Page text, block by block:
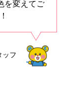
を変えてご
ッフ